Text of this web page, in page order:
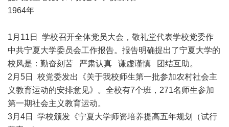
1964年
1月11日 学校召开全体党员大会，敬礼堂代表学校党委作
中共宁夏大学委员会工作报告。报告明确提出了宁夏大学的
校风是：勤奋刻苦 严肃认真 谦虚谨慎 团结互助。
2月5日 校党委发出《关于我校师生第一批参加农村社会主
义教育运动的安排意见》。全校有7个班，271名师生参加
第一期社会主义教育运动。
3月4日 学校颁发《宁夏大学师资培养提高五年规划（试行